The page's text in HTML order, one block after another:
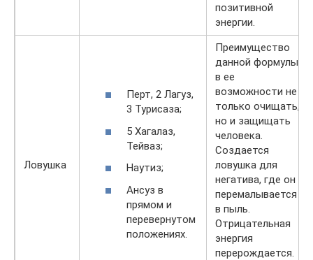
позитивной
энергии.
Ловушка
Перт, 2 Лагуз,
3 Турисаза;
5 Хагалаз,
Тейваз;
Наутиз;
Ансуз в
прямом и
перевернутом
положениях.
Преимущество
данной формулы
в ее
возможности не
только очищать,
но и защищать
человека.
Создается
ловушка для
негатива, где он
перемалывается
в пыль.
Отрицательная
энергия
перерождается.